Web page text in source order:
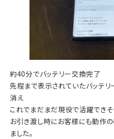
約40分でバッテリー交換完了
先程まで表示されていたバッテ
消え
これでまだまだ現役で活躍できそ
お引き渡し時にお客様にも動作
ました。